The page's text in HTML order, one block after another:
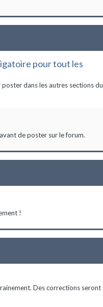
pour tout les
dans les autres sections du
de poster sur le forum.
!
Des corrections seront